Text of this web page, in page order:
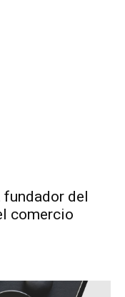
fundador del
comercio